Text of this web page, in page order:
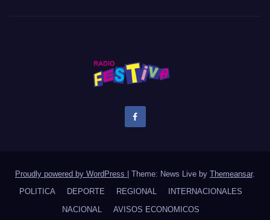
Proudly powered by WordPress Theme: News Live by Themeansar.
POLITICA
DEPORTE REGIONAL
INTERNACIONALES
NACIONAL
AVISOS ECONOMICOS